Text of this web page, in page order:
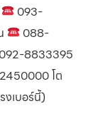
093-
088-
8833395
โต
เบอร์นี้)